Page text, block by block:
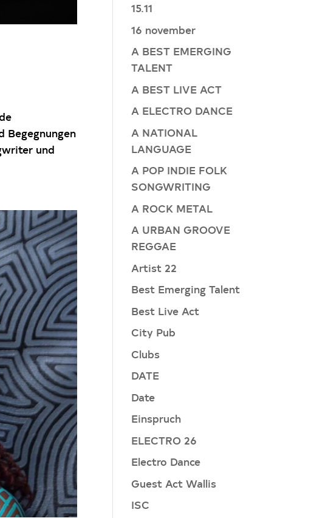
Begegnungen
und
15.11
16 november
A BEST EMERGING
TALENT
A BEST LIVE ACT
A ELECTRO DANCE
A NATIONAL
LANGUAGE
A POP INDIE FOLK
SONGWRITING
A ROCK METAL
A URBAN GROOVE
REGGAE
Artist 22
Best Emerging Talent
Best Live Act
City Pub
Clubs
DATE
Date
Einspruch
ELECTRO 26
Electro Dance
Guest Act Wallis
ISC